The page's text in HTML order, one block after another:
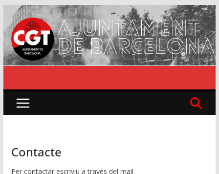
Skip
to
content
Contacte
Per contactar escriviu a través del mail